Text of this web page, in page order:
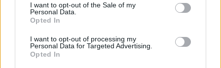
I want to opt-out of the Sale of my
Personal Data.
Opted In
I want to opt-out of processing my
Personal Data for Targeted Advertising.
Opted In
Fenêtres et portes pour la maison :
sécurité et efficacité énergétique
Les portes et fenêtres jouent un rôle essentiel dans l'esthétique, la
sécurité et l'efficacité énergétique d'une maison. Cet article explore